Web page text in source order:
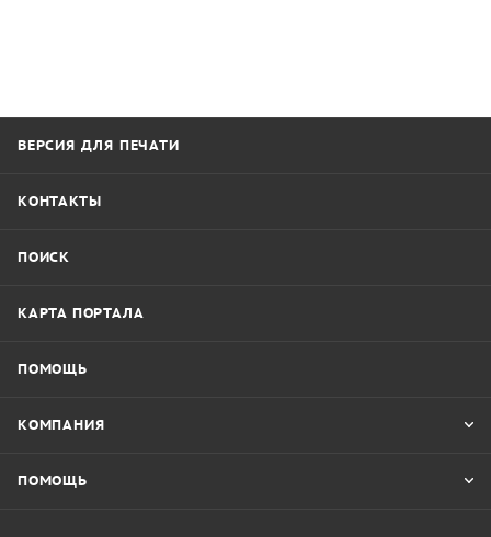
ВЕРСИЯ ДЛЯ ПЕЧАТИ
КОНТАКТЫ
ПОИСК
КАРТА ПОРТАЛА
ПОМОЩЬ
КОМПАНИЯ
ПОМОЩЬ